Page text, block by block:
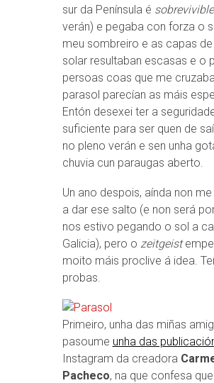
sur da Península é sobrevivible
verán) e pegaba con forza o
meu sombreiro e as capas
solar resultaban escasas e o
persoas coas que me
parasol parecían as máis
Entón desexei ter a
suficiente para ser quen de
no pleno verán e sen unha
chuvia cun paraugas aberto.
Un ano despois, aínda non
a dar ese salto (e non será
nos estivo pegando o sol a
Galicia), pero o zeitgeist
moito máis proclive á idea.
probas.
Primeiro, unha das miñas
pasoume unha das
Instagram da creadora
Pacheco, na que confesa que